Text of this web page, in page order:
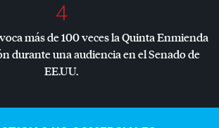
4
más de 100 veces la Quinta Enmienda
durante una audiencia en el Senado de
EE.UU.